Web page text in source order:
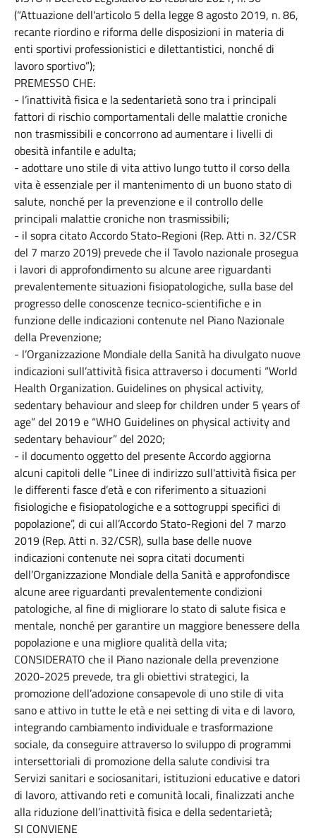
(“Attuazione dell'articolo 5 della legge 8 agosto 2019, n. 86,
recante riordino e riforma delle disposizioni in materia di
enti sportivi professionistici e dilettantistici, nonché di
lavoro sportivo”);
PREMESSO CHE:
- l’inattività fisica e la sedentarietà sono tra i principali
fattori di rischio comportamentali delle malattie croniche
non trasmissibili e concorrono ad aumentare i livelli di
obesità infantile e adulta;
- adottare uno stile di vita attivo lungo tutto il corso della
vita è essenziale per il mantenimento di un buono stato di
salute, nonché per la prevenzione e il controllo delle
principali malattie croniche non trasmissibili;
- il sopra citato Accordo Stato-Regioni (Rep. Atti n. 32/CSR
del 7 marzo 2019) prevede che il Tavolo nazionale prosegua
i lavori di approfondimento su alcune aree riguardanti
prevalentemente situazioni fisiopatologiche, sulla base del
progresso delle conoscenze tecnico-scientifiche e in
funzione delle indicazioni contenute nel Piano Nazionale
della Prevenzione;
- l’Organizzazione Mondiale della Sanità ha divulgato nuove
indicazioni sull’attività fisica attraverso i documenti “World
Health Organization. Guidelines on physical activity,
sedentary behaviour and sleep for children under 5 years of
age” del 2019 e “WHO Guidelines on physical activity and
sedentary behaviour” del 2020;
- il documento oggetto del presente Accordo aggiorna
alcuni capitoli delle “Linee di indirizzo sull'attività fisica per
le differenti fasce d’età e con riferimento a situazioni
fisiologiche e fisiopatologiche e a sottogruppi specifici di
popolazione”, di cui all’Accordo Stato-Regioni del 7 marzo
2019 (Rep. Atti n. 32/CSR), sulla base delle nuove
indicazioni contenute nei sopra citati documenti
dell’Organizzazione Mondiale della Sanità e approfondisce
alcune aree riguardanti prevalentemente condizioni
patologiche, al fine di migliorare lo stato di salute fisica e
mentale, nonché per garantire un maggiore benessere della
popolazione e una migliore qualità della vita;
CONSIDERATO che il Piano nazionale della prevenzione
2020-2025 prevede, tra gli obiettivi strategici, la
promozione dell’adozione consapevole di uno stile di vita
sano e attivo in tutte le età e nei setting di vita e di lavoro,
integrando cambiamento individuale e trasformazione
sociale, da conseguire attraverso lo sviluppo di programmi
intersettoriali di promozione della salute condivisi tra
Servizi sanitari e sociosanitari, istituzioni educative e datori
di lavoro, attivando reti e comunità locali, finalizzati anche
alla riduzione dell’inattività fisica e della sedentarietà;
SI CONVIENE